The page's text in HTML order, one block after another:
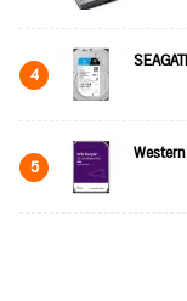
4
5